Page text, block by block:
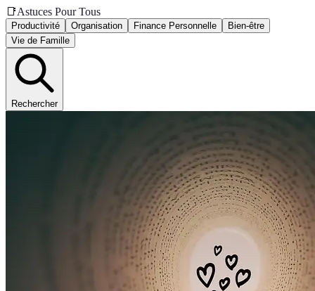
📑Astuces Pour Tous
Productivité Organisation Finance Personnelle
Bien-être
Vie de Famille
Rechercher